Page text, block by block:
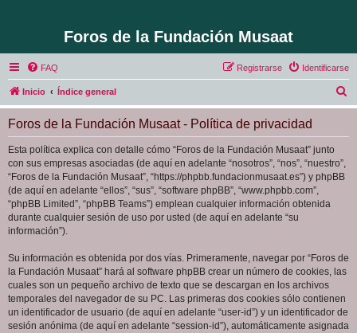
Foros de la Fundación Musaat
FAQ Identificarse
Registrarse
Inicio Índice general
u
Foros de la Fundación Musaat - Política de privacidad
Esta política explica con detalle cómo “Foros de la Fundación Musaat” junto
con sus empresas asociadas (de aquí en adelante “nosotros”, “nos”, “nuestro”,
“Foros de la Fundación Musaat”, “https://phpbb.fundacionmusaat.es”) y phpBB
(de aquí en adelante “ellos”, “sus”, “software phpBB”, “www.phpbb.com”,
“phpBB Limited”, “phpBB Teams”) emplean cualquier información obtenida
durante cualquier sesión de uso por usted (de aquí en adelante “su
información”).
Su información es obtenida por dos vías. Primeramente, navegar por “Foros de
la Fundación Musaat” hará al software phpBB crear un número de cookies, las
cuales son un pequeño archivo de texto que se descargan en los archivos
temporales del navegador de su PC. Las primeras dos cookies sólo contienen
un identificador de usuario (de aquí en adelante “user-id”) y un identificador de
sesión anónima (de aquí en adelante “session-id”), automáticamente asignada